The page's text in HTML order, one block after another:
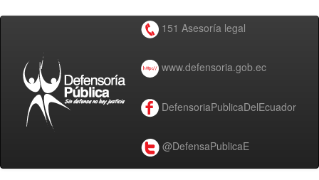
151 Asesoría legal
www.defensoria.gob.ec
DefensoriaPublicaDelEcuador
@DefensaPublicaE